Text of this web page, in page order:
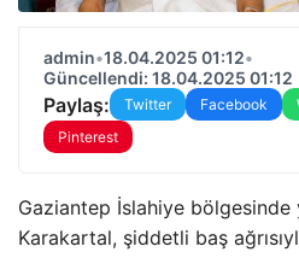
admin•18.04.2025 01:12•
Güncellendi: 18.04.2025 01:12
Paylaş: Twitter Facebook
Pinterest
Gaziantep İslahiye bölgesinde
Karakartal, şiddetli baş